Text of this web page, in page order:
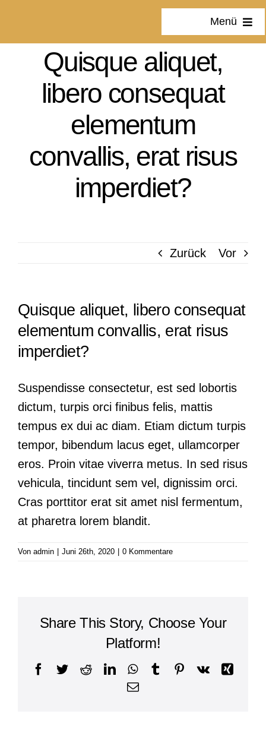
springen
Menü
Über uns
Leistungen
Quisque aliquet,
libero consequat
elementum
convallis, erat risus
imperdiet?
Zurück Vor
Quisque aliquet, libero consequat
elementum convallis, erat risus
imperdiet?
Suspendisse consectetur, est sed lobortis
dictum, turpis orci finibus felis, mattis
tempus ex dui ac diam. Etiam dictum turpis
tempor, bibendum lacus eget, ullamcorper
eros. Proin vitae viverra metus. In sed risus
vehicula, tincidunt sem vel, dignissim orci.
Cras porttitor erat sit amet nisl fermentum,
at pharetra lorem blandit.
Von admin Juni 26th, 2020 0 Kommentare
Share This Story, Choose Your
Platform!
Facebook
TwitterRedditLinkedInWhatsApp
TumblrPinterest
Vk
Xing
E-